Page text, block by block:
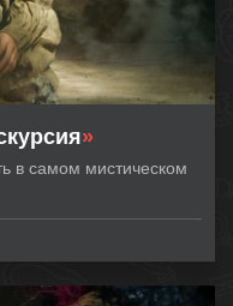
»
в самом мистическом